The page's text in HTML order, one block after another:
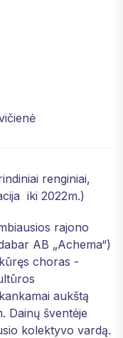
renginiai,
iki 2022m.)
rajono
AB „Achema“)
choras -
aukštą
Dainų šventėje
kolektyvo vardą.